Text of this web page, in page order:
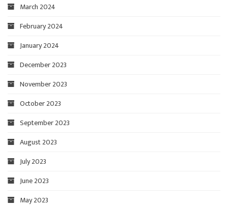
March 2024
February 2024
January 2024
December 2023
November 2023
October 2023
September 2023
August 2023
July 2023
June 2023
May 2023